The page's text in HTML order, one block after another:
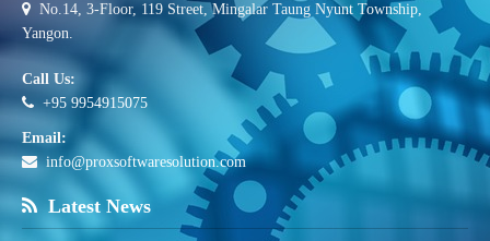
No.14, 3-Floor, 119 Street, Mingalar Taung Nyunt Township,
Yangon.
Call Us:
+95 9954915075
Email:
info@proxsoftwaresolution.com
Latest News